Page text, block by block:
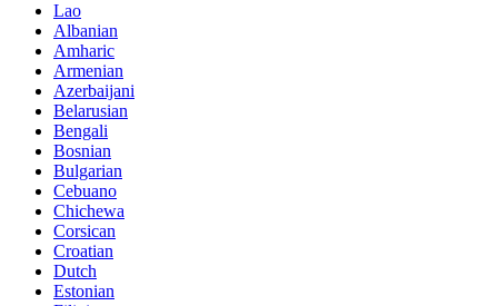
Lao
Albanian
Amharic
Armenian
Azerbaijani
Belarusian
Bengali
Bosnian
Bulgarian
Cebuano
Chichewa
Corsican
Croatian
Dutch
Estonian